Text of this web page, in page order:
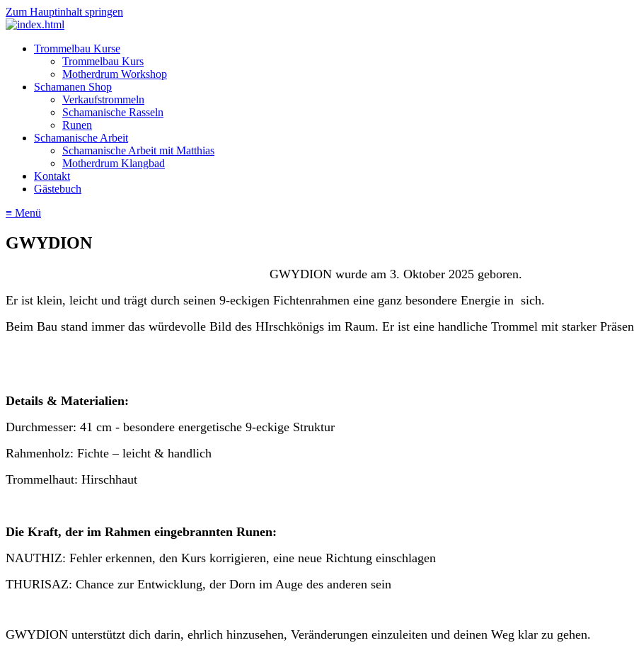
Zum Hauptinhalt springen
Trommelbau Kurse
Trommelbau Kurs
Motherdrum Workshop
Schamanen Shop
Verkaufstrommeln
Schamanische Rasseln
Runen
Schamanische Arbeit
Schamanische Arbeit mit Matthias
Motherdrum Klangbad
Kontakt
Gästebuch
≡ Menü
GWYDION
GWYDION wurde am 3. Oktober 2025 geboren.
Er ist klein, leicht und trägt durch seinen 9-eckigen Fichtenrahmen eine ganz besondere Energie in sich.
Beim Bau stand immer das würdevolle Bild des HIrschkönigs im Raum. Er ist eine handliche Trommel mit starker
Details & Materialien:
Durchmesser: 41 cm - besondere energetische 9-eckige Struktur
Rahmenholz: Fichte – leicht & handlich
Trommelhaut: Hirschhaut
Die Kraft, der im Rahmen eingebrannten Runen:
NAUTHIZ: Fehler erkennen, den Kurs korrigieren, eine neue Richtung einschlagen
THURISAZ: Chance zur Entwicklung, der Dorn im Auge des anderen sein
GWYDION unterstützt dich darin, ehrlich hinzusehen, Veränderungen einzuleiten und deinen Weg klar zu gehen.